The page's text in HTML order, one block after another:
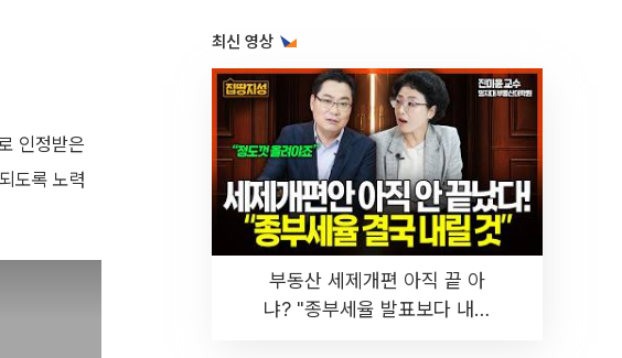
인정받은
도록 노력
최신 영상
부동산 세제개편 아직 끝 아
냐? "종부세율 발표보다 내릴